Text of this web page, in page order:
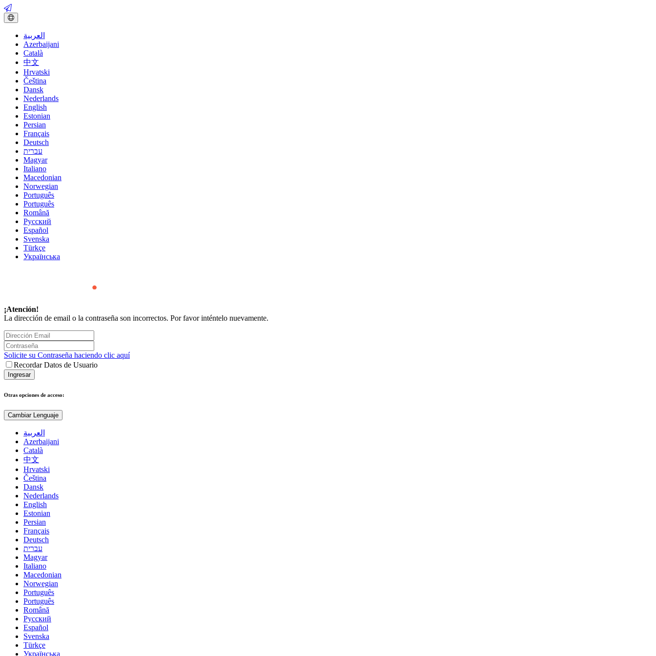
العربية
Azerbaijani
Català
中文
Hrvatski
Čeština
Dansk
Nederlands
English
Estonian
Persian
Français
Deutsch
עברית
Magyar
Italiano
Macedonian
Norwegian
Português
Português
Română
Русский
Español
Svenska
Türkçe
Українська
¡Atención!
La dirección de email o la contraseña son incorrectos. Por favor inténtelo nuevamente.
Solicite su Contraseña haciendo clic aquí
Recordar Datos de Usuario
Otras opciones de acceso:
Cambiar Lenguaje
العربية
Azerbaijani
Català
中文
Hrvatski
Čeština
Dansk
Nederlands
English
Estonian
Persian
Français
Deutsch
עברית
Magyar
Italiano
Macedonian
Norwegian
Português
Português
Română
Русский
Español
Svenska
Türkçe
Українська